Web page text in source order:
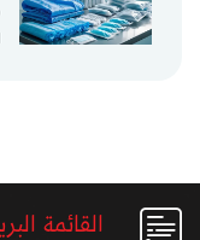
القائمة